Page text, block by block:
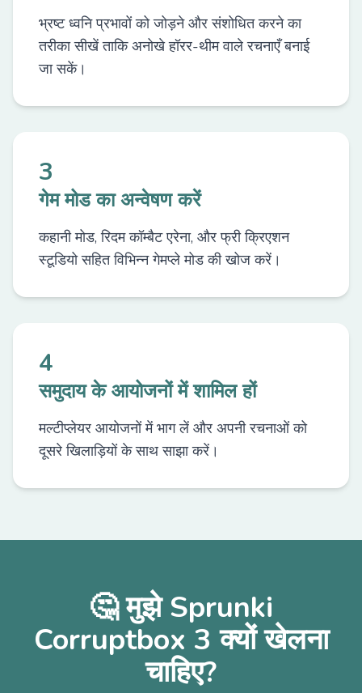
भ्रष्ट ध्वनि प्रभावों को जोड़ने और संशोधित करने का
तरीका सीखें ताकि अनोखे हॉरर-थीम वाले रचनाएँ बनाई
जा सकें।
3
गेम मोड का अन्वेषण करें
कहानी मोड, रिदम कॉम्बैट एरेना, और फ्री क्रिएशन
स्टूडियो सहित विभिन्न गेमप्ले मोड की खोज करें।
4
समुदाय के आयोजनों में शामिल हों
मल्टीप्लेयर आयोजनों में भाग लें और अपनी रचनाओं को
दूसरे खिलाड़ियों के साथ साझा करें।
🤔 मुझे Sprunki
Corruptbox 3 क्यों खेलना
चाहिए?